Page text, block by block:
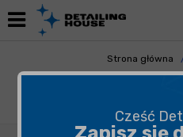
Strona główna
Przygotowanie
Cześć